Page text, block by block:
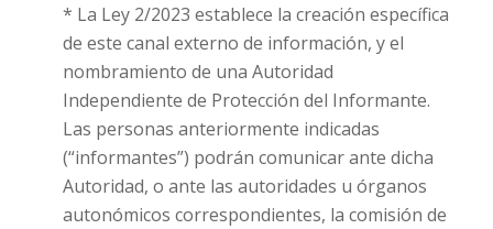
* La Ley 2/2023 establece la creación específica
de este canal externo de información, y el
nombramiento de una Autoridad
Independiente de Protección del Informante.
Las personas anteriormente indicadas
(“informantes”) podrán comunicar ante dicha
Autoridad, o ante las autoridades u órganos
autonómicos correspondientes, la comisión de